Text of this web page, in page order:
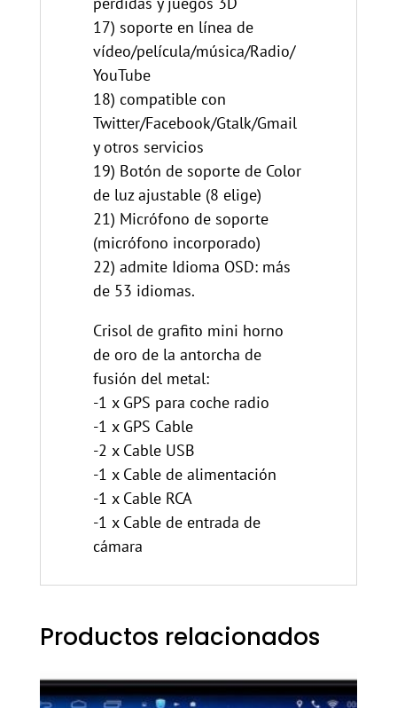
17) soporte en línea de
vídeo/película/música/Radio/
YouTube
18) compatible con
Twitter/Facebook/Gtalk/Gmail
y otros servicios
19) Botón de soporte de Color
de luz ajustable (8 elige)
21) Micrófono de soporte
(micrófono incorporado)
22) admite Idioma OSD: más
de 53 idiomas.
Crisol de grafito mini horno
de oro de la antorcha de
fusión del metal:
-1 x GPS para coche radio
-1 x GPS Cable
-2 x Cable USB
-1 x Cable de alimentación
-1 x Cable RCA
-1 x Cable de entrada de
cámara
Productos relacionados